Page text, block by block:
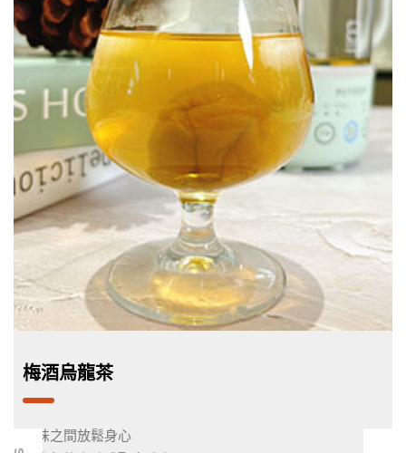
梅酒烏龍茶
品味之間放鬆身心